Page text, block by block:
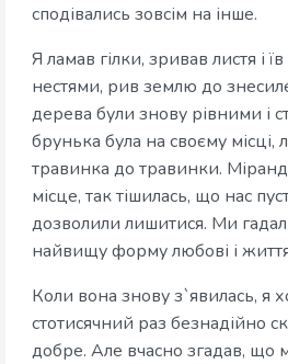
сподівались зовсім на інше.
Я ламав гілки, зривав листя і
нестями, рив землю до
дерева були знову рівними і
брунька була на своєму місці,
травинка до травинки.
місце, так тішилась, що нас
дозволили лишитися. Ми
найвищу форму любові і
Коли вона знову з`явилась, я
стотисячний раз безнадійно
добре. Але вчасно згадав, що